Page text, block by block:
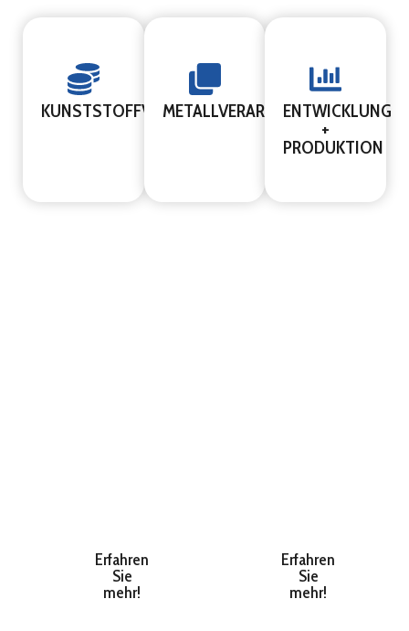
KUNSTSTOFFVERARBEITUNG
METALLVERARBEITUNGENTWICKLUNG
+
PRODUKTION
Erfahren
Sie
mehr!
Erfahren
Sie
mehr!